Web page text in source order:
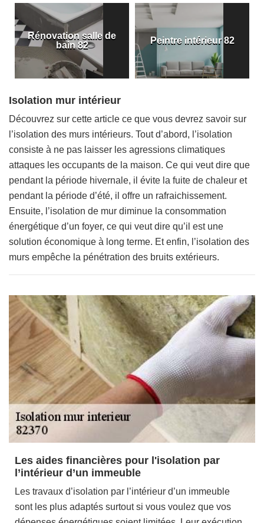
Rénovation salle de
bain 82
Peintre intérieur 82
Isolation mur intérieur
Découvrez sur cette article ce que vous devrez savoir sur
l’isolation des murs intérieurs. Tout d’abord, l’isolation
consiste à ne pas laisser les agressions climatiques
attaques les occupants de la maison. Ce qui veut dire que
pendant la période hivernale, il évite la fuite de chaleur et
pendant la période d’été, il offre un rafraichissement.
Ensuite, l’isolation de mur diminue la consommation
énergétique d’un foyer, ce qui veut dire qu’il est une
solution économique à long terme. Et enfin, l’isolation des
murs empêche la pénétration des bruits extérieurs.
Les aides financières pour l'isolation par
l’intérieur d’un immeuble
Les travaux d’isolation par l’intérieur d’un immeuble
sont les plus adaptés surtout si vous voulez que vos